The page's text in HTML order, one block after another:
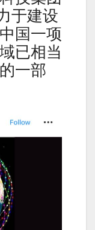
于建设
国一项
已相当
一部